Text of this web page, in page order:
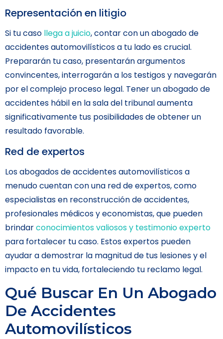
Representación en litigio
Si tu caso llega a juicio, contar con un abogado de
accidentes automovilísticos a tu lado es crucial.
Prepararán tu caso, presentarán argumentos
convincentes, interrogarán a los testigos y navegarán
por el complejo proceso legal. Tener un abogado de
accidentes hábil en la sala del tribunal aumenta
significativamente tus posibilidades de obtener un
resultado favorable.
Red de expertos
Los abogados de accidentes automovilísticos a
menudo cuentan con una red de expertos, como
especialistas en reconstrucción de accidentes,
profesionales médicos y economistas, que pueden
brindarconocimientos valiosos y testimonio experto
para fortalecer tu caso. Estos expertos pueden
ayudar a demostrar la magnitud de tus lesiones y el
impacto en tu vida, fortaleciendo tu reclamo legal.
Qué Buscar En Un Abogado
De Accidentes
Automovilísticos